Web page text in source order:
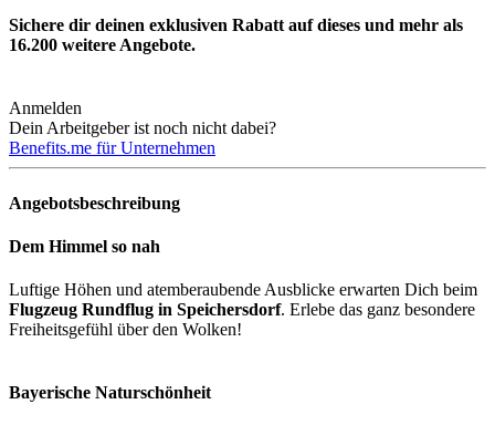
Sichere dir deinen exklusiven Rabatt auf dieses und mehr als
16.200 weitere Angebote.
Anmelden
Dein Arbeitgeber ist noch nicht dabei?
Benefits.me für Unternehmen
Angebotsbeschreibung
Dem Himmel so nah
Luftige Höhen und atemberaubende Ausblicke erwarten Dich beim
Flugzeug Rundflug in Speichersdorf. Erlebe das ganz besondere
Freiheitsgefühl über den Wolken!
Bayerische Naturschönheit